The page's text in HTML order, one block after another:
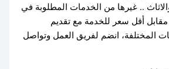
.. غيرها من الخدمات المطلوبة في
أقل سعر للخدمة مع تقديم
المختلفة، انضم لفريق العمل وتواصل